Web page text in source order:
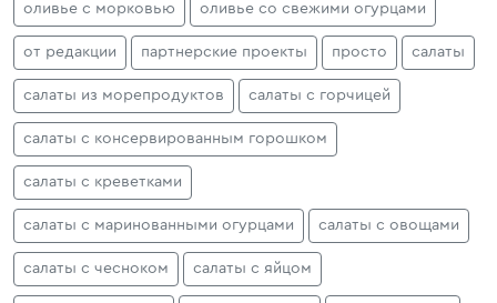
оливье с морковью оливье со свежими огурцами
от редакции партнерские проекты просто салаты
салаты из морепродуктов салаты с горчицей
салаты с консервированным горошком
салаты с креветками
салаты с маринованными огурцами салаты с овощами
салаты с чесноком салаты с яйцом